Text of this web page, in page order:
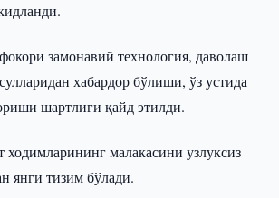
замонавий технология, даволаш
хабардор бўлиши, ўз устида
шартлиги қайд этилди.
малакасини узлуксиз
янги тизим бўлади.